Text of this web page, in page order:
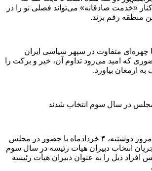
«خدمت صادقانه» می‌تواند فصلی نو را در
منطقه رقم بزند.
چهره‌ای متفاوت در سپهر سیاسی ایران
که امید می‌رود تداوم آن، خیر و برکت را
ارمغان بیاورد.
در سال سوم انتخاب شدند
🔹نمایندگان مجلس امروز دوشنبه، ۴ خردادماه با حضور در مجلس
انتخاب دبیران هیات رئیسه در سال سوم
افراد ذیل را به عنوان دبیران هیأت رئیسه